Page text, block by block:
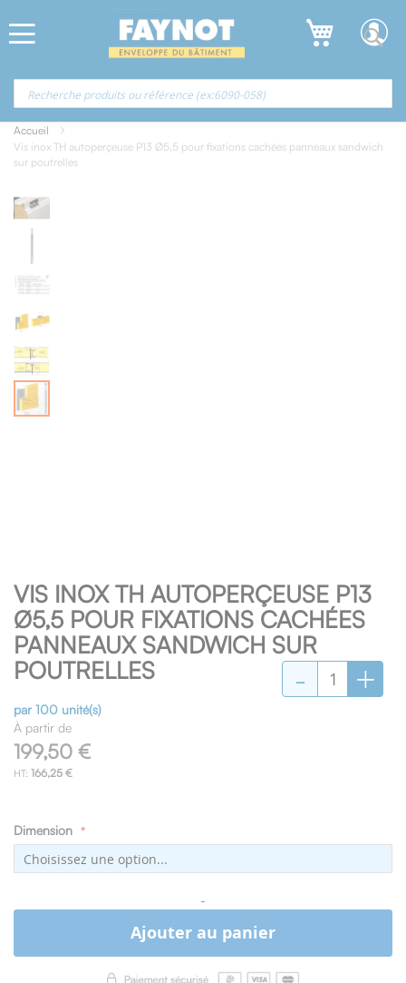
au
contenu
Accueil
Vis inox TH autoperçeuse P13 Ø5,5 pour fixations cachées panneaux sandwich
sur poutrelles
VIS INOX TH AUTOPERÇEUSE P13
Ø5,5 POUR FIXATIONS CACHÉES
PANNEAUX SANDWICH SUR
POUTRELLES
par 100 unité(s)
À partir de
199,50 €
166,25 €
Dimension
- +
-
Ajouter au panier
Skip
to
the
gallery
to
the
beginning
of
the
images
gallery